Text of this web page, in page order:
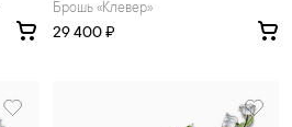
Брошь «Клевер»
29 400 ₽